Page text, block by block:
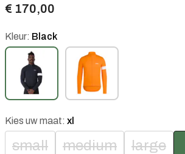
€ 170,00
Kleur: Black
Kies uw maat: xl
small medium large